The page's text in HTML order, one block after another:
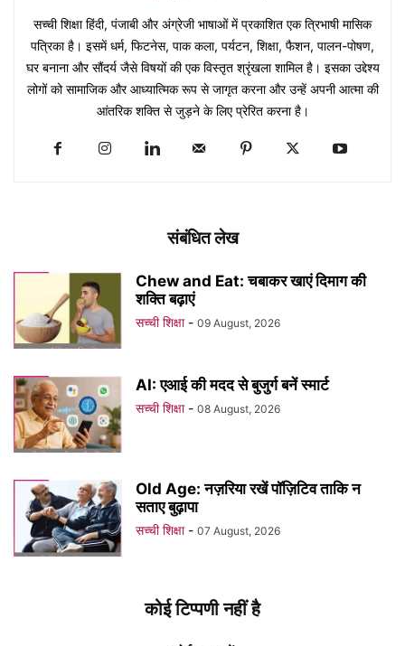
सच्ची शिक्षा हिंदी, पंजाबी और अंग्रेजी भाषाओं में प्रकाशित एक त्रिभाषी मासिक
पत्रिका है। इसमें धर्म, फिटनेस, पाक कला, पर्यटन, शिक्षा, फैशन, पालन-पोषण,
घर बनाना और सौंदर्य जैसे विषयों की एक विस्तृत श्रृंखला शामिल है। इसका उद्देश्य
लोगों को सामाजिक और आध्यात्मिक रूप से जागृत करना और उन्हें अपनी आत्मा की
आंतरिक शक्ति से जुड़ने के लिए प्रेरित करना है।
संबंधित लेख
Chew and Eat: चबाकर खाएं दिमाग की
शक्ति बढ़ाएं
सच्ची शिक्षा - 09 August, 2026
AI: एआई की मदद से बुजुर्ग बनें स्मार्ट
सच्ची शिक्षा - 08 August, 2026
Old Age: नज़रिया रखें पॉज़िटिव ताकि न
सताए बुढ़ापा
सच्ची शिक्षा - 07 August, 2026
कोई टिप्पणी नहीं है